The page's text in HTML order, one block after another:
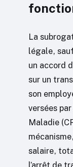
La
légale,
un accord
sur un
son
versées
Maladie
salaire,
l’arrêt de